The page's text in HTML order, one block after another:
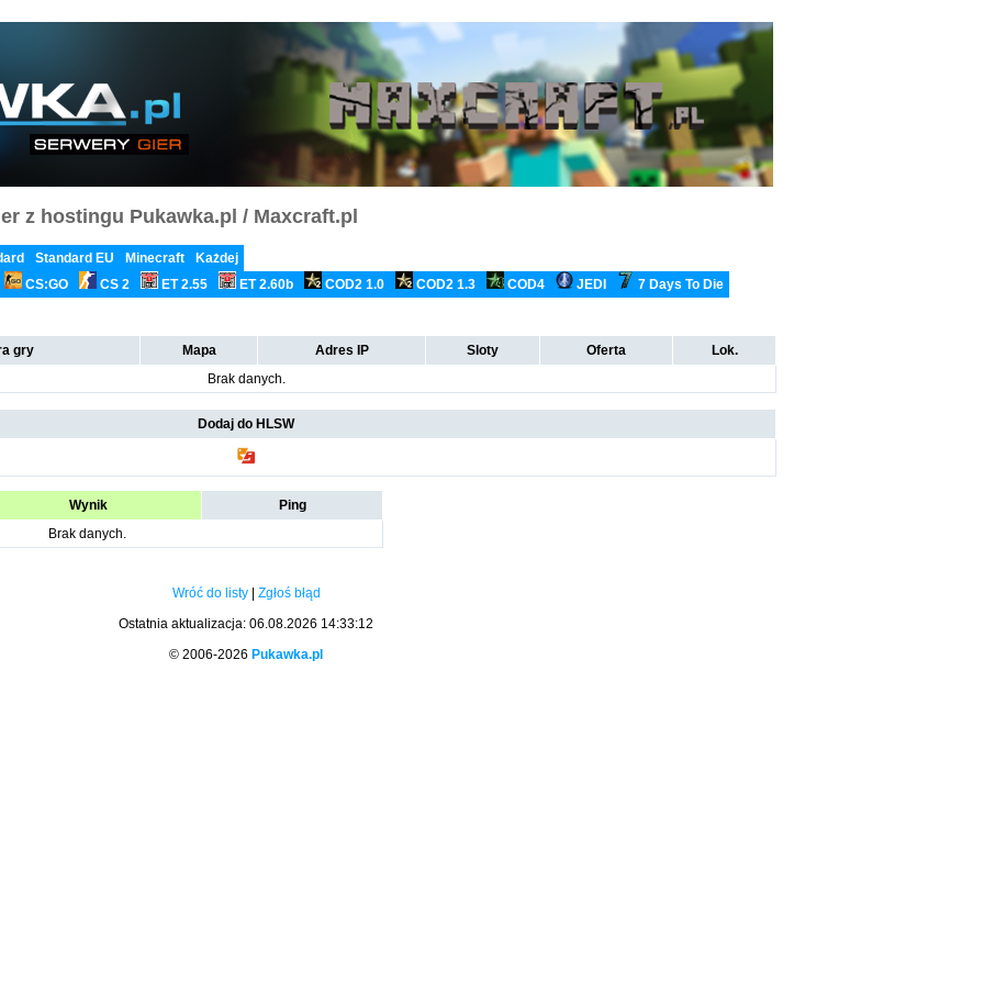
z hostingu Pukawka.pl / Maxcraft.pl
Standard EU Minecraft
Każdej
CS:GO
CS 2 ET 2.55 ET 2.60b COD2 1.0 COD2 1.3 COD4 JEDI 7 Days To Die
gry Mapa Adres IP Sloty Oferta
Lok.
Brak danych.
Dodaj do HLSW
Wynik
Ping
Brak danych.
Wróć do listy| Zgłoś błąd
Ostatnia aktualizacja: 06.08.2026 14:33:12
© 2006-2026 Pukawka.pl